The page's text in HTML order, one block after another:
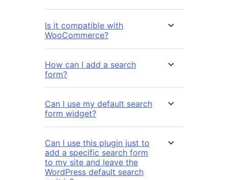
Is it compatible with
WooCommerce?
How can I add a search
form?
Can I use my default search
form widget?
Can I use this plugin just to
add a specific search form
to my site and leave the
WordPress default search